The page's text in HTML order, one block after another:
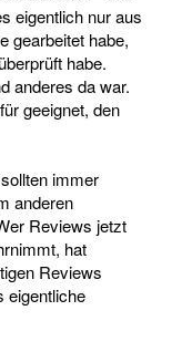
eigentlich nur aus
gearbeitet habe,
habe.
anderes da war.
geeignet, den
immer
anderen
Reviews jetzt
hat
Reviews
eigentliche